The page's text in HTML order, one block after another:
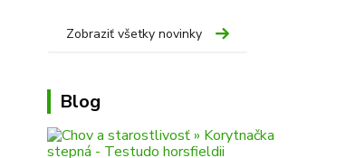
Zobraziť všetky novinky
Blog